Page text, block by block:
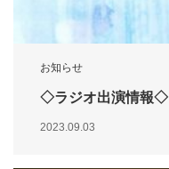
お知らせ
◇ラジオ出演情報◇
2023.09.03